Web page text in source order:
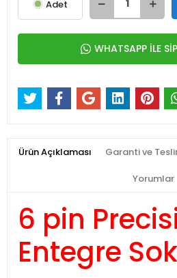
Adet
WHATSAPP İLE
Ürün Açıklaması Garanti ve
Yorumlar
6 pin
Entegre